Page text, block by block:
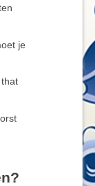
je
that